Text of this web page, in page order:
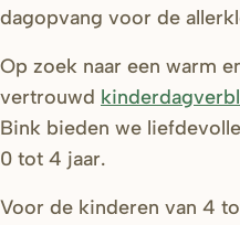
dagopvang voor de
Op zoek naar een warm
vertrouwd
Bink bieden we
0 tot 4 jaar.
Voor de kinderen van 4